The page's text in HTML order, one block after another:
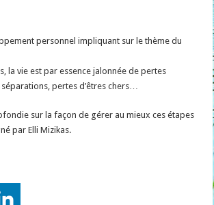
personnel impliquant sur le thème du
la vie est par essence jalonnée de pertes
pertes d’êtres chers…
sur la façon de gérer au mieux ces étapes
par Elli Mizikas.